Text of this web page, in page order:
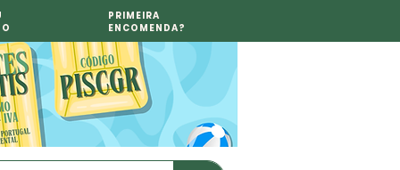
PRIMEIRA
ENCOMENDA?